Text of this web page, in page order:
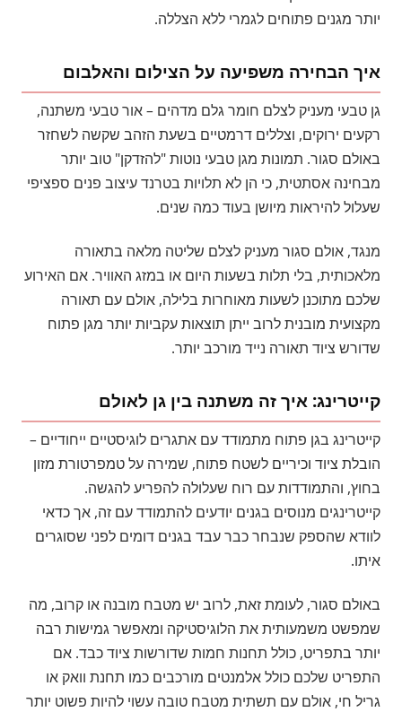
יותר מגנים פתוחים לגמרי ללא הצללה.
איך הבחירה משפיעה על הצילום והאלבום
גן טבעי מעניק לצלם חומר גלם מדהים – אור טבעי משתנה,
רקעים ירוקים, וצללים דרמטיים בשעת הזהב שקשה לשחזר
באולם סגור. תמונות מגן טבעי נוטות "להזדקן" טוב יותר
מבחינה אסתטית, כי הן לא תלויות בטרנד עיצוב פנים ספציפי
שעלול להיראות מיושן בעוד כמה שנים.
מנגד, אולם סגור מעניק לצלם שליטה מלאה בתאורה
מלאכותית, בלי תלות בשעות היום או במזג האוויר. אם האירוע
שלכם מתוכנן לשעות מאוחרות בלילה, אולם עם תאורה
מקצועית מובנית לרוב ייתן תוצאות עקביות יותר מגן פתוח
שדורש ציוד תאורה נייד מורכב יותר.
קייטרינג: איך זה משתנה בין גן לאולם
קייטרינג בגן פתוח מתמודד עם אתגרים לוגיסטיים ייחודיים –
הובלת ציוד וכיריים לשטח פתוח, שמירה על טמפרטורת מזון
בחוץ, והתמודדות עם רוח שעלולה להפריע להגשה.
קייטרינגים מנוסים בגנים יודעים להתמודד עם זה, אך כדאי
לוודא שהספק שנבחר כבר עבד בגנים דומים לפני שסוגרים
איתו.
באולם סגור, לעומת זאת, לרוב יש מטבח מובנה או קרוב, מה
שמפשט משמעותית את הלוגיסטיקה ומאפשר גמישות רבה
יותר בתפריט, כולל תחנות חמות שדורשות ציוד כבד. אם
התפריט שלכם כולל אלמנטים מורכבים כמו תחנת וואק או
גריל חי, אולם עם תשתית מטבח טובה עשוי להיות פשוט יותר